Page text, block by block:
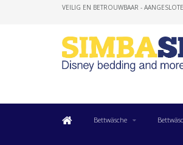
VEILIG EN BETROUWBAAR -
Bettwäsche